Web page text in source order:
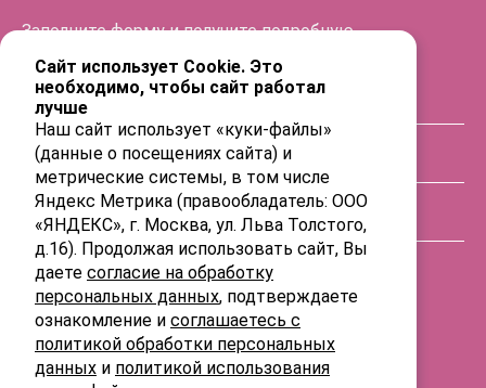
Заполните форму и получите подробную
информацию!
ФИО
Телефон
E-mail
Сайт использует Cookie. Это
необходимо, чтобы сайт работал
лучше
Наш сайт использует «куки-файлы»
(данные о посещениях сайта) и
метрические системы, в том числе
Яндекс Метрика (правообладатель: ООО
«ЯНДЕКС», г. Москва, ул. Льва Толстого,
д.16). Продолжая использовать сайт, Вы
даете согласие на обработку
персональных данных, подтверждаете
ознакомление и соглашаетесь с
политикой обработки персональных
данных и политикой использования